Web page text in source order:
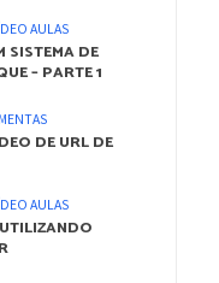
AULAS
SISTEMA DE
– PARTE 1
DE URL DE
AULAS